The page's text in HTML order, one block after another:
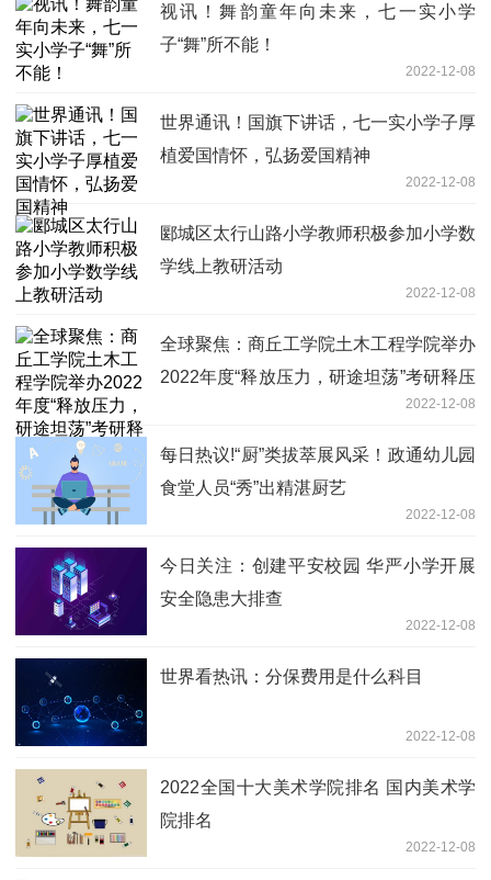
视讯！舞韵童年向未来，七一实小学
子“舞”所不能！
2022-12-08
世界通讯！国旗下讲话，七一实小学子厚
植爱国情怀，弘扬爱国精神
2022-12-08
郾城区太行山路小学教师积极参加小学数
学线上教研活动
2022-12-08
全球聚焦：商丘工学院土木工程学院举办
2022年度“释放压力，研途坦荡”考研释压
2022-12-08
每日热议!“厨”类拔萃展风采！政通幼儿园
食堂人员“秀”出精湛厨艺
2022-12-08
今日关注：创建平安校园 华严小学开展
安全隐患大排查
2022-12-08
世界看热讯：分保费用是什么科目
2022-12-08
2022全国十大美术学院排名 国内美术学
院排名
2022-12-08